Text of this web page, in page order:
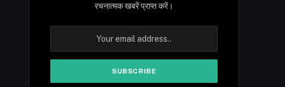
रचनात्मक खबरें प्राप्त करें।